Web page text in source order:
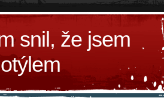
snil, že jsem